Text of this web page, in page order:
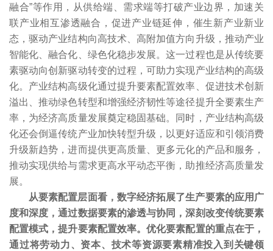
融合”等作用，从供给端、需求端等打破产业边界，加速关
联产业相互渗透融合，促进产业链延伸，催生新产业新业
态，驱动产业结构向高技术、高附加值方向升级，推动产业
智能化、融合化、绿色化稳步发展。这一过程也是从传统要
素驱动向创新驱动转变的过程，可助力实现产业结构的高级
化。产业结构高级化通过提升要素配置效率、促进技术创新
溢出、推动绿色转型和增强经济韧性等途径提升全要素生产
率，为经济高质量发展奠定稳固基础。同时，产业结构高级
化还会倒逼传统产业加快转型升级，以更好适应和引领消费
升级新趋势，进而提供更高质量、更多元化的产品和服务，
推动实现供给与需求更高水平动态平衡，助推经济高质量发
展。
从要素配置层面看，数字经济拓展了生产要素的应用广
度和深度，通过数据要素的渗透与协同，深刻改变传统要素
配置模式，提升要素配置效率。优化要素配置的重点在于，
通过将劳动力、资本、技术等资源要素精准投入到关键领